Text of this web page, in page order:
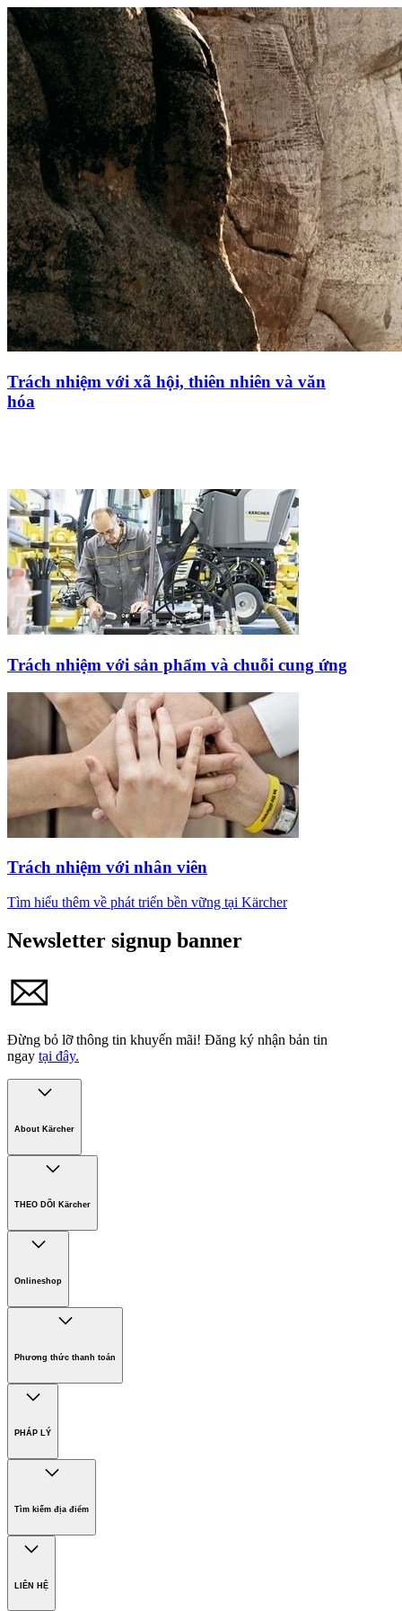
Trách nhiệm với xã hội, thiên nhiên và văn
hóa
Trách nhiệm với sản phẩm và chuỗi cung ứng
Trách nhiệm với nhân viên
Tìm hiểu thêm về phát triển bền vững tại Kärcher
Newsletter signup banner
Đừng bỏ lỡ thông tin khuyến mãi! Đăng ký nhận bản tin
ngay tại đây.
About Kärcher
Công ty Karcher
Tuyển dụng
Phát triển bền vững
Chính sách bảo hành các sản phẩm
THEO DÕI Kärcher
Onlineshop
Phương thức thanh toán
Phương thức thanh toán
PHÁP LÝ
Bản quyền
Điều khoản sử dụng website
Chính sách bảo vệ dữ liệu cá nhân
Tìm kiếm địa điểm
LIÊN HỆ